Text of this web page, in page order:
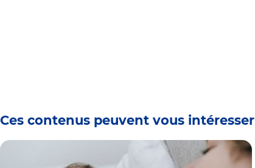
Ces contenus peuvent vous intéresser